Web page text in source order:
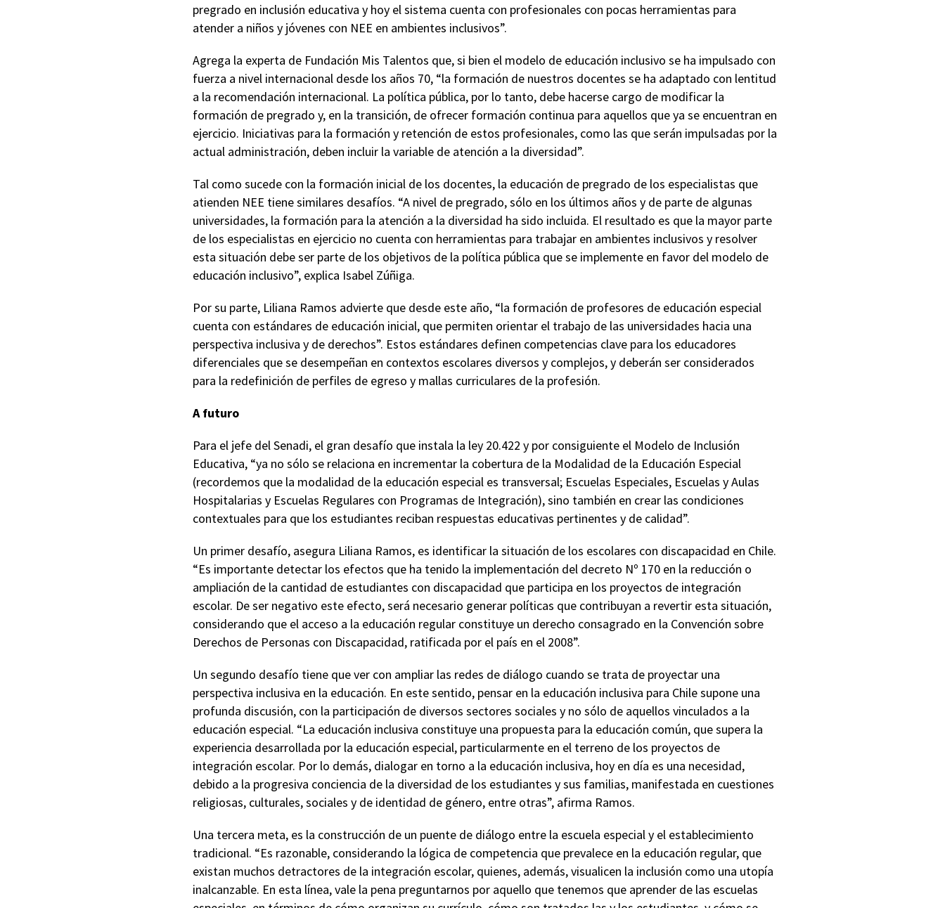
pregrado en inclusión educativa y hoy el sistema cuenta con profesionales con pocas herramientas para
atender a niños y jóvenes con NEE en ambientes inclusivos”.
Agrega la experta de Fundación Mis Talentos que, si bien el modelo de educación inclusivo se ha impulsado con
fuerza a nivel internacional desde los años 70, “la formación de nuestros docentes se ha adaptado con lentitud
a la recomendación internacional. La política pública, por lo tanto, debe hacerse cargo de modificar la
formación de pregrado y, en la transición, de ofrecer formación continua para aquellos que ya se encuentran en
ejercicio. Iniciativas para la formación y retención de estos profesionales, como las que serán impulsadas por la
actual administración, deben incluir la variable de atención a la diversidad”.
Tal como sucede con la formación inicial de los docentes, la educación de pregrado de los especialistas que
atienden NEE tiene similares desafíos. “A nivel de pregrado, sólo en los últimos años y de parte de algunas
universidades, la formación para la atención a la diversidad ha sido incluida. El resultado es que la mayor parte
de los especialistas en ejercicio no cuenta con herramientas para trabajar en ambientes inclusivos y resolver
esta situación debe ser parte de los objetivos de la política pública que se implemente en favor del modelo de
educación inclusivo”, explica Isabel Zúñiga.
Por su parte, Liliana Ramos advierte que desde este año, “la formación de profesores de educación especial
cuenta con estándares de educación inicial, que permiten orientar el trabajo de las universidades hacia una
perspectiva inclusiva y de derechos”. Estos estándares definen competencias clave para los educadores
diferenciales que se desempeñan en contextos escolares diversos y complejos, y deberán ser considerados
para la redefinición de perfiles de egreso y mallas curriculares de la profesión.
A futuro
Para el jefe del Senadi, el gran desafío que instala la ley 20.422 y por consiguiente el Modelo de Inclusión
Educativa, “ya no sólo se relaciona en incrementar la cobertura de la Modalidad de la Educación Especial
(recordemos que la modalidad de la educación especial es transversal; Escuelas Especiales, Escuelas y Aulas
Hospitalarias y Escuelas Regulares con Programas de Integración), sino también en crear las condiciones
contextuales para que los estudiantes reciban respuestas educativas pertinentes y de calidad”.
Un primer desafío, asegura Liliana Ramos, es identificar la situación de los escolares con discapacidad en Chile.
“Es importante detectar los efectos que ha tenido la implementación del decreto Nº 170 en la reducción o
ampliación de la cantidad de estudiantes con discapacidad que participa en los proyectos de integración
escolar. De ser negativo este efecto, será necesario generar políticas que contribuyan a revertir esta situación,
considerando que el acceso a la educación regular constituye un derecho consagrado en la Convención sobre
Derechos de Personas con Discapacidad, ratificada por el país en el 2008”.
Un segundo desafío tiene que ver con ampliar las redes de diálogo cuando se trata de proyectar una
perspectiva inclusiva en la educación. En este sentido, pensar en la educación inclusiva para Chile supone una
profunda discusión, con la participación de diversos sectores sociales y no sólo de aquellos vinculados a la
educación especial. “La educación inclusiva constituye una propuesta para la educación común, que supera la
experiencia desarrollada por la educación especial, particularmente en el terreno de los proyectos de
integración escolar. Por lo demás, dialogar en torno a la educación inclusiva, hoy en día es una necesidad,
debido a la progresiva conciencia de la diversidad de los estudiantes y sus familias, manifestada en cuestiones
religiosas, culturales, sociales y de identidad de género, entre otras”, afirma Ramos.
Una tercera meta, es la construcción de un puente de diálogo entre la escuela especial y el establecimiento
tradicional. “Es razonable, considerando la lógica de competencia que prevalece en la educación regular, que
existan muchos detractores de la integración escolar, quienes, además, visualicen la inclusión como una utopía
inalcanzable. En esta línea, vale la pena preguntarnos por aquello que tenemos que aprender de las escuelas